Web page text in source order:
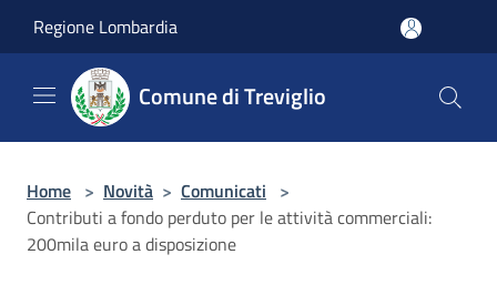
Regione Lombardia
Comune di Treviglio
Home > Novità > Comunicati >
Contributi a fondo perduto per le attività commerciali:
200mila euro a disposizione